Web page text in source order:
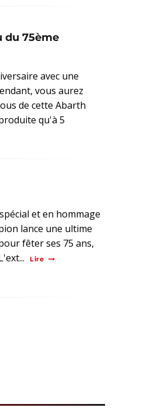
du 75ème
avec une
vous aurez
de cette Abarth
qu'à 5
et en hommage
lance une ultime
fêter ses 75 ans,
Lire